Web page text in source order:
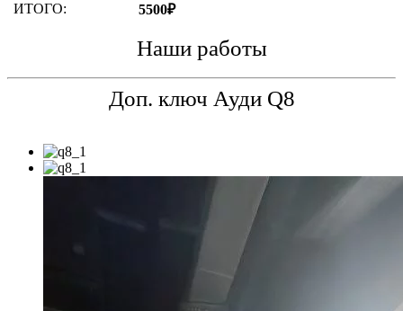
ИТОГО: 5500₽
Наши работы
Доп. ключ Ауди Q8